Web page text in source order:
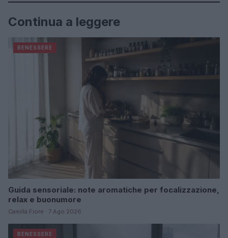
Continua a leggere
BENESSERE
Guida sensoriale: note aromatiche per focalizzazione,
relax e buonumore
Camilla Fiore · 7 Ago 2026
BENESSERE